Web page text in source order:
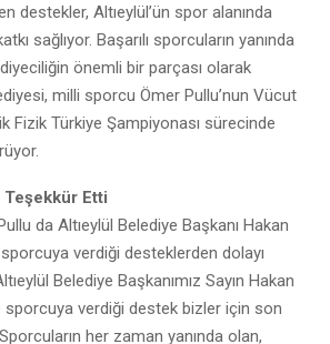
destekler, Altıeylül’ün spor alanında
sağlıyor. Başarılı sporcuların yanında
önemli bir parçası olarak
milli sporcu Ömer Pullu’nun Vücut
Fizik Türkiye Şampiyonası sürecinde
Teşekkür Etti
da Altıeylül Belediye Başkanı Hakan
verdiği desteklerden dolayı
Belediye Başkanımız Sayın Hakan
sporcuya verdiği destek bizler için son
her zaman yanında olan,